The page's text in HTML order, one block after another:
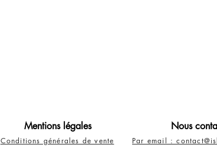
Mentions légales
Conditions générales de vente
Nous
Par email :